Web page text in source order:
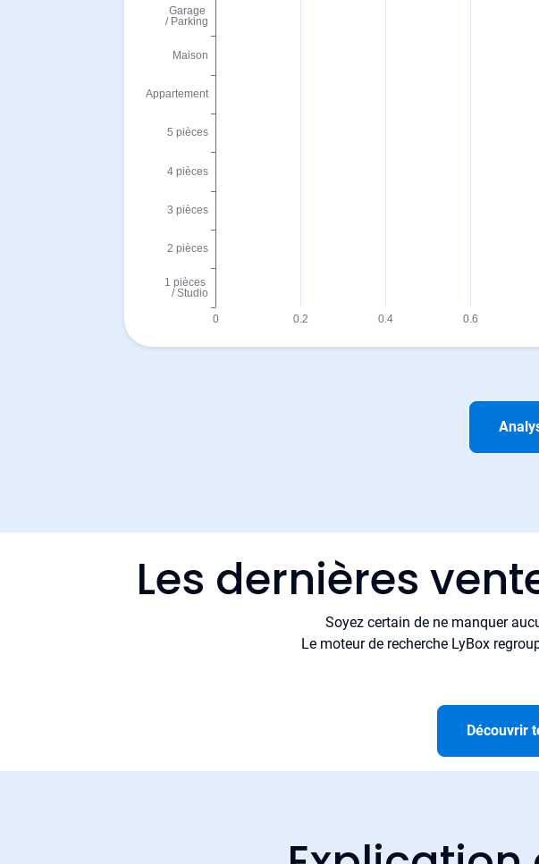
Les dernières
Soyez certain de ne manquer
Le moteur de recherche LyBox
Découvrir